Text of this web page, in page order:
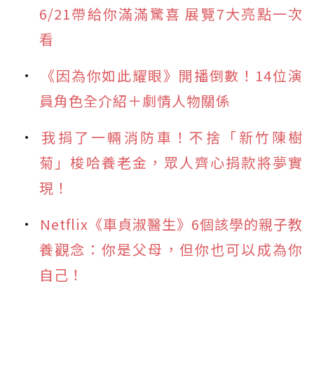
6/21帶給你滿滿驚喜 展覽7大亮點一次
看
《因為你如此耀眼》開播倒數！14位演
員角色全介紹＋劇情人物關係
我捐了一輛消防車！不捨「新竹陳樹
菊」梭哈養老金，眾人齊心捐款將夢實
現！
Netflix《車貞淑醫生》6個該學的親子教
養觀念：你是父母，但你也可以成為你
自己！